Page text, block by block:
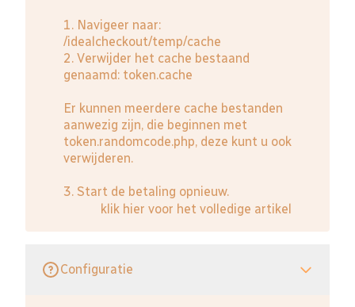
1. Navigeer naar:
/idealcheckout/temp/cache
2. Verwijder het cache bestaand
genaamd: token.cache
Er kunnen meerdere cache bestanden
aanwezig zijn, die beginnen met
token.randomcode.php, deze kunt u ook
verwijderen.
3. Start de betaling opnieuw.
klik hier voor het volledige artikel
Configuratie